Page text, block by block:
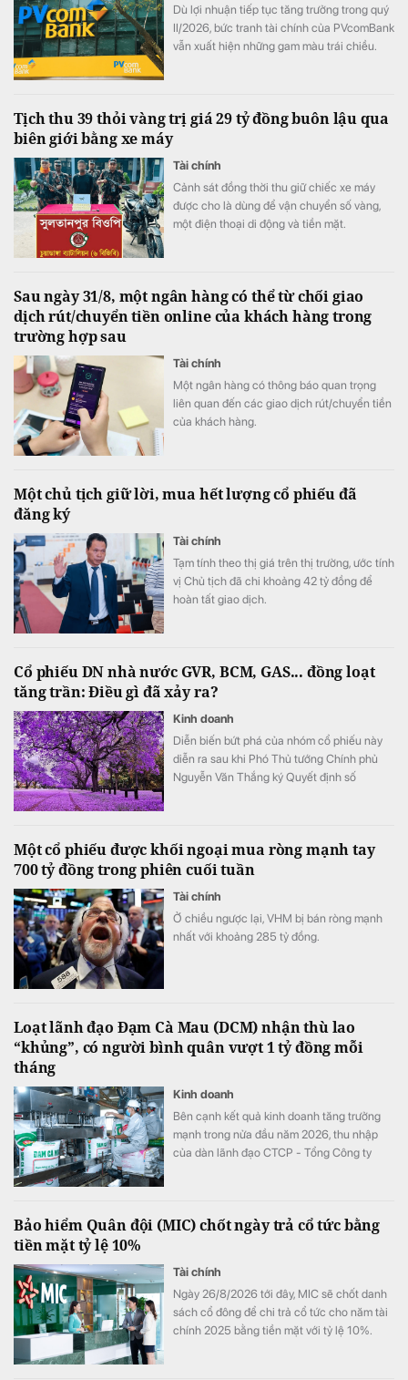
Dù lợi nhuận tiếp tục tăng trưởng trong quý
II/2026, bức tranh tài chính của PVcomBank
vẫn xuất hiện những gam màu trái chiều.
có khả năng mất vốn (nợ nhóm 5) tiếp tục
tăng gần 20%, lên sát 3.900 tỷ đồng.
Tịch thu 39 thỏi vàng trị giá 29 tỷ đồng buôn lậu qua
biên giới bằng xe máy
Tài chính
Cảnh sát đồng thời thu giữ chiếc xe máy
được cho là dùng để vận chuyển số vàng,
một điện thoại di động và tiền mặt.
Sau ngày 31/8, một ngân hàng có thể từ chối giao
dịch rút/chuyển tiền online của khách hàng trong
trường hợp sau
Tài chính
Một ngân hàng có thông báo quan trọng
liên quan đến các giao dịch rút/chuyển tiền
của khách hàng.
Một chủ tịch giữ lời, mua hết lượng cổ phiếu đã
đăng ký
Tài chính
Tạm tính theo thị giá trên thị trường, ước tính
vị Chủ tịch đã chi khoảng 42 tỷ đồng để
hoàn tất giao dịch.
Cổ phiếu DN nhà nước GVR, BCM, GAS... đồng loạt
tăng trần: Điều gì đã xảy ra?
Kinh doanh
Diễn biến bứt phá của nhóm cổ phiếu này
diễn ra sau khi Phó Thủ tướng Chính phủ
Nguyễn Văn Thắng ký Quyết định số
nhà nước tại doanh nghiệp nhà nước, doanh
nghiệp có vốn nhà nước.
Một cổ phiếu được khối ngoại mua ròng mạnh tay
700 tỷ đồng trong phiên cuối tuần
Tài chính
Ở chiều ngược lại, VHM bị bán ròng mạnh
nhất với khoảng 285 tỷ đồng.
Loạt lãnh đạo Đạm Cà Mau (DCM) nhận thù lao
“khủng”, có người bình quân vượt 1 tỷ đồng mỗi
tháng
Kinh doanh
Bên cạnh kết quả kinh doanh tăng trưởng
mạnh trong nửa đầu năm 2026, thu nhập
của dàn lãnh đạo CTCP - Tổng Công ty
tỷ đồng chỉ sau 6 tháng, đặc biệt có trường
Bảo hiểm Quân đội (MIC) chốt ngày trả cổ tức bằng
tiền mặt tỷ lệ 10%
Tài chính
Ngày 26/8/2026 tới đây, MIC sẽ chốt danh
sách cổ đông để chi trả cổ tức cho năm tài
chính 2025 bằng tiền mặt với tỷ lệ 10%.